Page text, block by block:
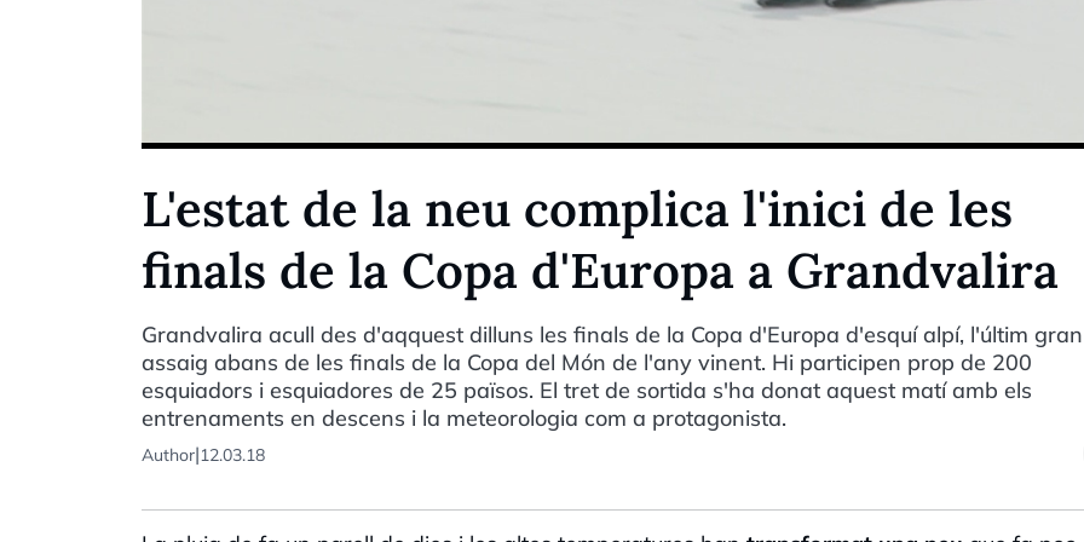
L'estat de la neu complica l'inici de les
finals de la Copa d'Europa a Grandvalira
Grandvalira acull des d'aqquest dilluns les finals de la Copa d'Europa d'esquí alpí, l'últim gran
assaig abans de les finals de la Copa del Món de l'any vinent. Hi participen prop de 200
esquiadors i esquiadores de 25 països. El tret de sortida s'ha donat aquest matí amb els
entrenaments en descens i la meteorologia com a protagonista.
Author|12.03.18